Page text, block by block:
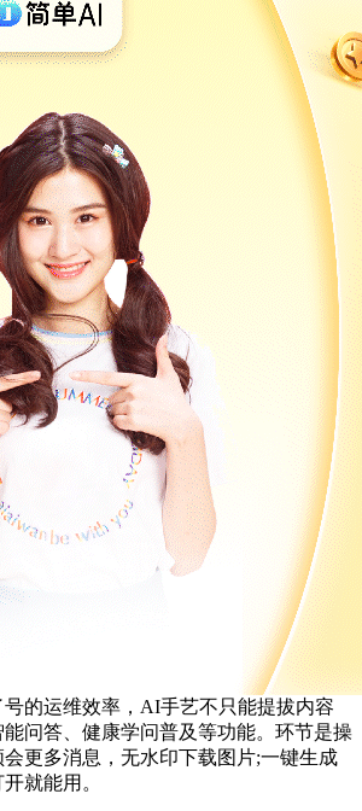
的运维效率，AI手艺不只能提拔内容
问答、健康学问普及等功能。环节是操
更多消息，无水印下载图片;一键生成
就能用。